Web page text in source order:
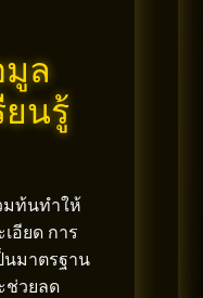
มูล
ยนรู้
ท้นทำให้
อียด การ
นมาตรฐาน
ช่วยลด